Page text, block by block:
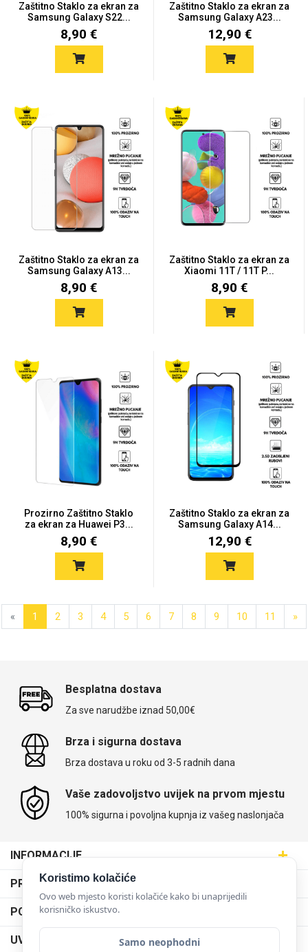
Zaštitno Staklo za ekran za
Samsung Galaxy S22...
8,90 €
Zaštitno Staklo za ekran za
Samsung Galaxy A23...
12,90 €
Zaštitno Staklo za ekran za
Samsung Galaxy A13...
8,90 €
Zaštitno Staklo za ekran za
Xiaomi 11T / 11T P...
8,90 €
Prozirno Zaštitno Staklo
za ekran za Huawei P3...
8,90 €
Zaštitno Staklo za ekran za
Samsung Galaxy A14...
12,90 €
« 1 2 3 4 5 6 7 8 9 10 11 »
Besplatna dostava
Za sve narudžbe iznad 50,00€
Brza i sigurna dostava
Brza dostava u roku od 3-5 radnih dana
Vaše zadovoljstvo uvijek na prvom mjestu
100% sigurna i povoljna kupnja iz vašeg naslonjača
INFORMACIJE
Maskice.hr - Web trgovina
SVIJET MASKICA d.o.o.
Aleja javora 13, 10000 Zagreb
095 5555 345
prodaja@maskice.hr
PRODAJNA MJESTA
Poslovnica Trešnjevka
Poslovnica Dubrava
PODRŠKA
Dostava
UVJETI KORIŠTENJA
Koristimo kolačiće
Ovo web mjesto koristi kolačiće kako bi unaprijedili
korisničko iskustvo.
Samo neophodni